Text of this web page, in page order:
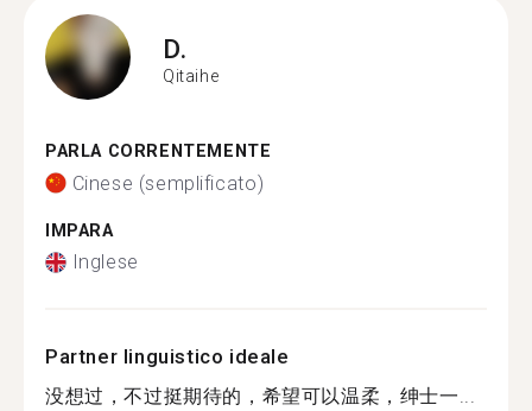
D.
Qitaihe
PARLA CORRENTEMENTE
Cinese (semplificato)
IMPARA
Inglese
Partner linguistico ideale
没想过，不过挺期待的，希望可以温柔，绅士一...